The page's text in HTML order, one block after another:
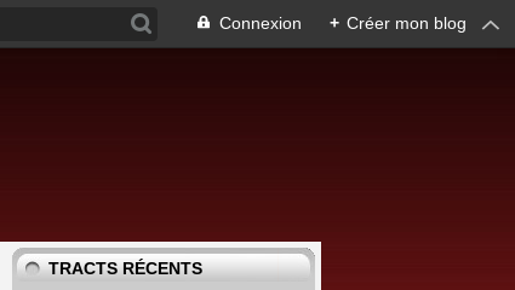
Connexion + Créer mon blog
TRACTS RÉCENTS